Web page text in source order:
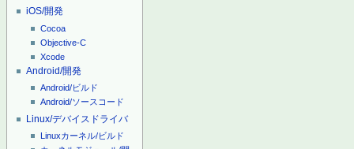
iOS/開発
Cocoa
Objective-C
Xcode
Android/開発
Android/ビルド
Android/ソースコード
Linux/デバイスドライバ
Linuxカーネル/ビルド